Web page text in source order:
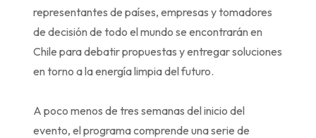
representantes de países, empresas y tomadores
de decisión de todo el mundo se encontrarán en
Chile para debatir propuestas y entregar soluciones
en torno a la energía limpia del futuro.
A poco menos de tres semanas del inicio del
evento, el programa comprende una serie de